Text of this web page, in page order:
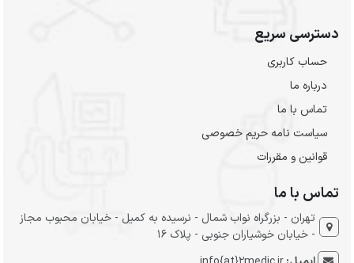
دسترسی سریع
حساب کاربری
درباره ما
تماس با ما
سیاست نامه حریم خصوصی
قوانین و مقررات
تماس با ما
تهران - بزرگراه نواب شمال - نرسیده به کمیل - خیابان محبوب مجاز
- خیابان خوشیاران جنوبی - پلاک 16